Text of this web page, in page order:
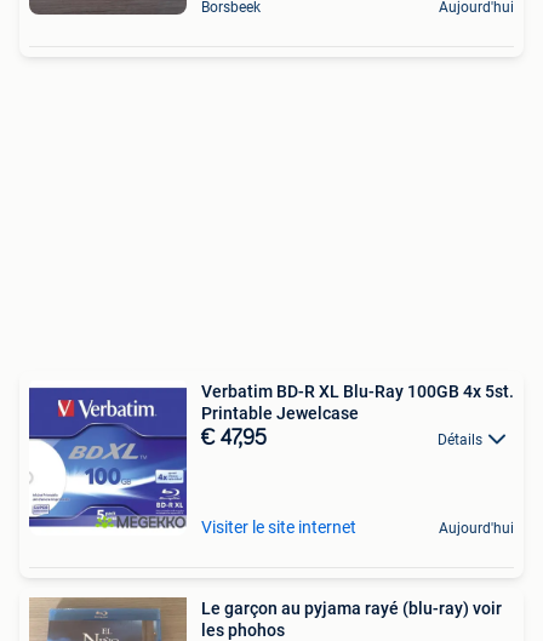
Borsbeek Aujourd'hui
Verbatim BD-R XL Blu-Ray 100GB 4x 5st.
Printable Jewelcase
€ 47,95 Détails
Visiter le site internet Aujourd'hui
Le garçon au pyjama rayé (blu-ray) voir
les phohos